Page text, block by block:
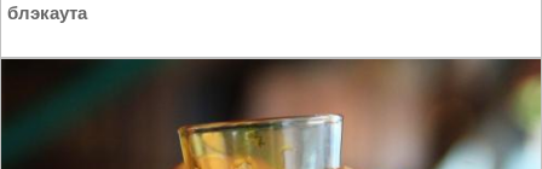
блэкаута